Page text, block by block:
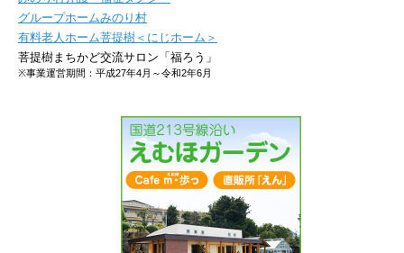
グループホームみのり村
有料老人ホーム菩提樹＜にじホーム＞
菩提樹まちかど交流サロン「福ろう」
※事業運営期間：平成27年4月～令和2年6月